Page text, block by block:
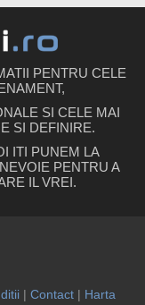
PENTRU CELE
SI CELE MAI
SI DEFINIRE.
ITI PUNEM LA
PENTRU A
IL VREI.
| Contact | Harta